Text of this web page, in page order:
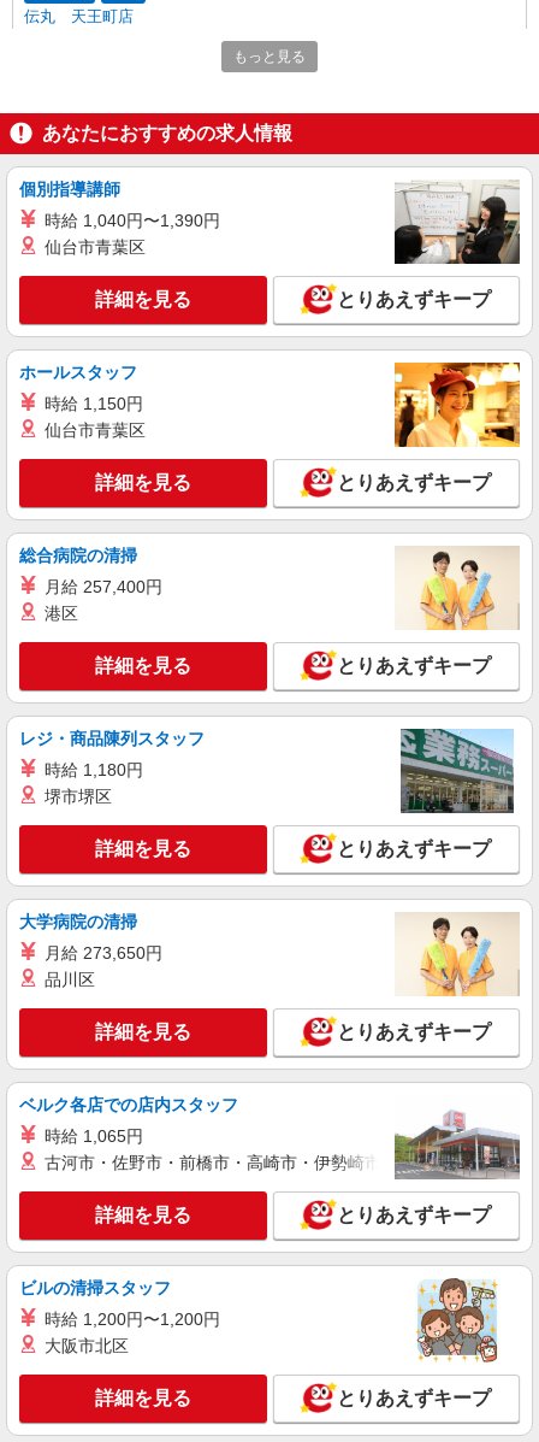
伝丸 天王町店
ラーメン店のホール・キッチン
時給1,563円＋交通費支給 ※研修中も給与の変
神奈川県横浜市保土ヶ谷区天王町1-30-14
詳細を見る
アルバイト パート
すき家 1国横浜権太坂店
すき家の店舗スタッフ（接客・調理・清掃な
ど）
時給1,280円 ※22:00〜翌5:00：時給1,600円 ※
高校生時給1,225円 ※早朝手当（5:00〜9:00）時給
神奈川県横浜市保土ヶ谷区狩場町218-21
詳細を見る
すき家 保土ヶ谷今井店
すき家の店舗スタッフ（接客・調理・清掃な
時給1,270円 ※22:00〜翌5:00：時給1,588円 ※
高校生時給1,225円 ※早朝手当（5:00〜9:00）時給
＋150円
神奈川県横浜市保土ヶ谷区今井町600-1
詳細を見る
アルバイト パート
すき家 1国横浜権太坂店
すき家の店舗スタッフ（接客・調理・清掃な
ど）
時給1,600円
神奈川県横浜市保土ヶ谷区狩場町218-21
キープ 詳細を見る
アルバイト パート
伝丸 天王町店
ラーメン店のホール・キッチン
給1,563円 ◆高校生は時給1,225円 ※研修中も給与
神奈川県横浜市保土ヶ谷区天王町1-30-14
キープ 詳細を見る
アルバイト パート
すき家 保土ヶ谷今井店
すき家の店舗スタッフ（接客・調理・清掃な
ど）
神奈川県横浜市保土ヶ谷区今井町600-1
詳細を見る
もっと見る
あなたにおすすめの求人情報
個別指導講師
時給 1,040円〜1,390円
仙台市青葉区
詳細を見る とりあえずキープ
ホールスタッフ
時給 1,150円
仙台市青葉区
詳細を見る とりあえずキープ
総合病院の清掃
月給 257,400円
港区
詳細を見る とりあえずキープ
レジ・商品陳列スタッフ
時給 1,180円
堺市堺区
詳細を見る とりあえずキープ
大学病院の清掃
月給 273,650円
品川区
詳細を見る とりあえずキープ
ベルク各店での店内スタッフ
時給 1,065円
古河市・佐野市・前橋市・高崎市・伊勢崎市・太田市・館林市
詳細を見る とりあえずキープ
ビルの清掃スタッフ
時給 1,200円〜1,200円
大阪市北区
詳細を見る とりあえずキープ